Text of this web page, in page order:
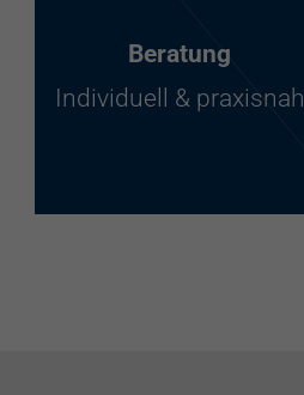
Beratung
Individuell & praxisnah